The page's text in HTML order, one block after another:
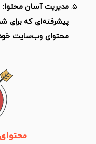
آسان محتوا: با
که برای شما ارائه
وب‌سایت خود را
محتوای یونیک